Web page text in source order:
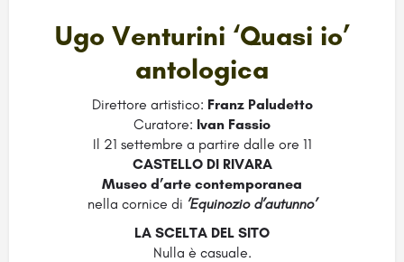
Ugo Venturini ‘Quasi io’
antologica
Direttore artistico: Franz Paludetto
Curatore: Ivan Fassio
Il 21 settembre a partire dalle ore 11
CASTELLO DI RIVARA
Museo d’arte contemporanea
nella cornice di ’Equinozio d’autunno’
LA SCELTA DEL SITO
Nulla è casuale.